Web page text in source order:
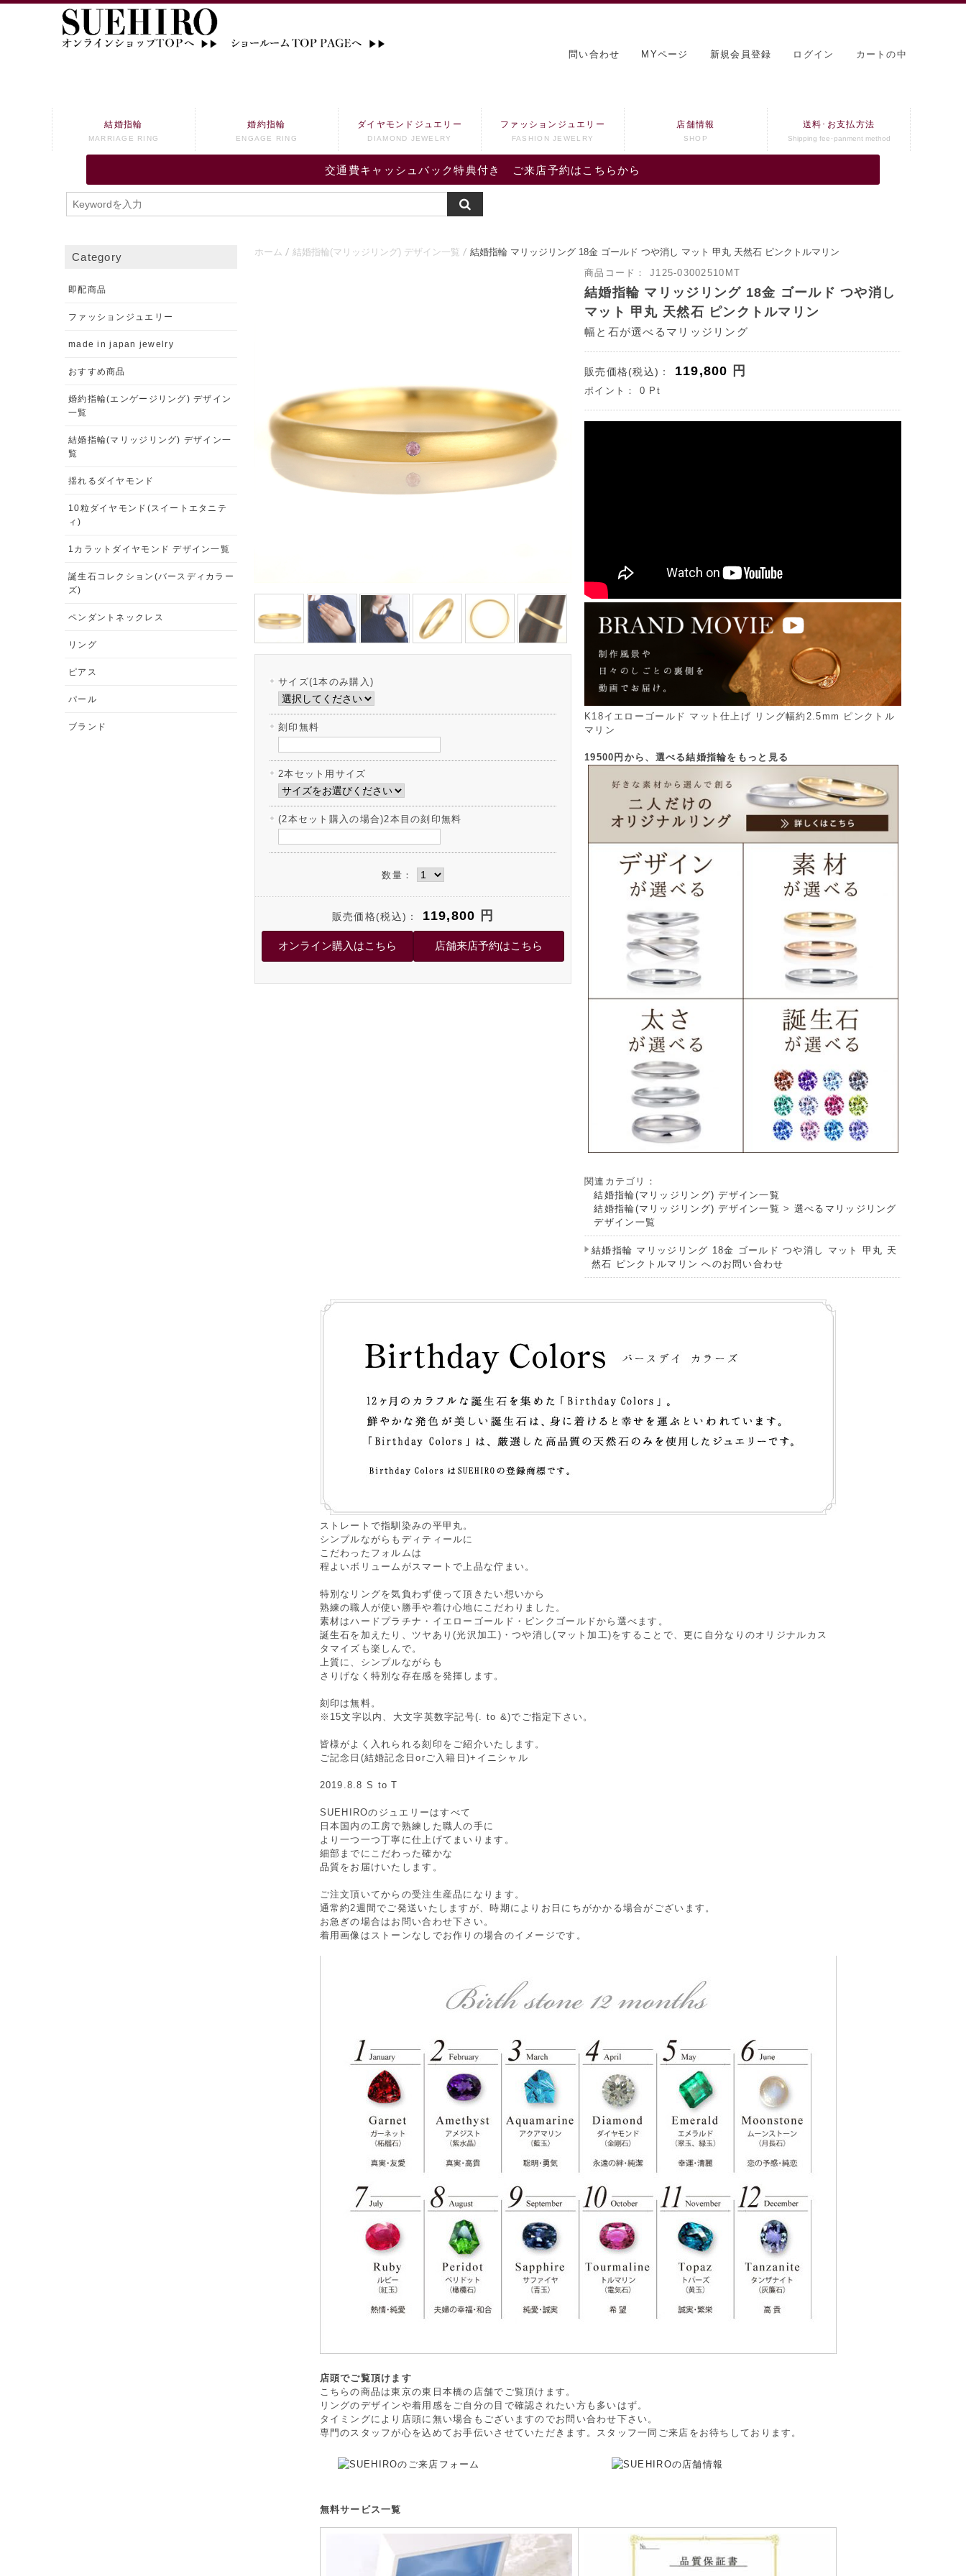
問い合わせ MYページ 新規会員登録 ログイン カートの中
交通費キャッシュバック特典付き ご来店予約はこちらから
結婚指輪
MARRIAGE RING
婚約指輪
ENGAGE RING
ダイヤモンドジュエリー
DIAMOND JEWELRY
ファッションジュエリー
FASHION JEWELRY
店舗情報
SHOP
送料･お支払方法
Shipping fee･panment method
ホーム 結婚指輪(マリッジリング) デザイン一覧 結婚指輪 マリッジリング 18金 ゴールド つや消し マット 甲丸 天然石 ピンクトルマリン
サイズ(1本のみ購入)
刻印無料
2本セット用サイズ
(2本セット購入の場合)2本目の刻印無料
数量：
販売価格(税込)： 119,800 円
商品コード： J125-03002510MT
結婚指輪 マリッジリング 18金 ゴールド つや消し
マット 甲丸 天然石 ピンクトルマリン
幅と石が選べるマリッジリング
販売価格(税込)： 119,800 円
ポイント： 0 Pt
K18イエローゴールド マット仕上げ リング幅約2.5mm ピンクトル
マリン
19500円から、選べる結婚指輪をもっと見る
関連カテゴリ：
結婚指輪(マリッジリング) デザイン一覧
結婚指輪(マリッジリング) デザイン一覧 > 選べるマリッジリング
デザイン一覧
結婚指輪 マリッジリング 18金 ゴールド つや消し マット 甲丸 天
然石 ピンクトルマリン へのお問い合わせ
ストレートで指馴染みの平甲丸。
シンプルながらもディティールに
こだわったフォルムは
程よいボリュームがスマートで上品な佇まい。
特別なリングを気負わず使って頂きたい想いから
熟練の職人が使い勝手や着け心地にこだわりました。
素材はハードプラチナ・イエローゴールド・ピンクゴールドから選べます。
誕生石を加えたり、ツヤあり(光沢加工)・つや消し(マット加工)をすることで、更に自分なりのオリジナルカス
タマイズも楽しんで。
上質に、シンプルながらも
さりげなく特別な存在感を発揮します。
刻印は無料。
※15文字以内、大文字英数字記号(. to &)でご指定下さい。
皆様がよく入れられる刻印をご紹介いたします。
ご記念日(結婚記念日orご入籍日)+イニシャル
2019.8.8 S to T
SUEHIROのジュエリーはすべて
日本国内の工房で熟練した職人の手に
より一つ一つ丁寧に仕上げてまいります。
細部までにこだわった確かな
品質をお届けいたします。
ご注文頂いてからの受注生産品になります。
通常約2週間でご発送いたしますが、時期によりお日にちがかかる場合がございます。
お急ぎの場合はお問い合わせ下さい。
着用画像はストーンなしでお作りの場合のイメージです。
店頭でご覧頂けます
こちらの商品は東京の東日本橋の店舗でご覧頂けます。
リングのデザインや着用感をご自分の目で確認されたい方も多いはず。
タイミングにより店頭に無い場合もございますのでお問い合わせ下さい。
専門のスタッフが心を込めてお手伝いさせていただきます。スタッフ一同ご来店をお待ちしております。
無料サービス一覧
Category
即配商品
ファッションジュエリー
made in japan jewelry
おすすめ商品
婚約指輪(エンゲージリング) デザイン
一覧
結婚指輪(マリッジリング) デザイン一
覧
揺れるダイヤモンド
10粒ダイヤモンド(スイートエタニテ
ィ)
1カラットダイヤモンド デザイン一覧
誕生石コレクション(バースディカラー
ズ)
ペンダントネックレス
リング
ピアス
パール
ブランド